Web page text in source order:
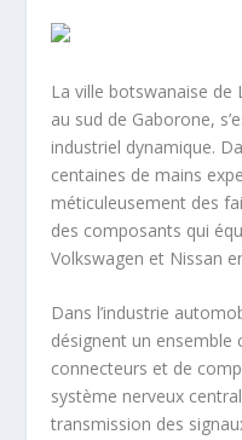
La ville botswanaise
au sud de Gaborone,
industriel dynamique.
centaines de mains
méticuleusement des
des composants qui
Volkswagen et Nissan
Dans l’industrie
désignent un ensemble
connecteurs et de
système nerveux
transmission des